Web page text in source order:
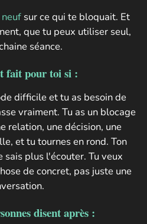
sur ce qui te bloquait. Et
que tu peux utiliser seul,
séance.
fait pour toi si :
difficile et tu as besoin de
vraiment. Tu as un blocage
relation, une décision, une
et tu tournes en rond. Ton
plus l'écouter. Tu veux
de concret, pas juste une
disent après :